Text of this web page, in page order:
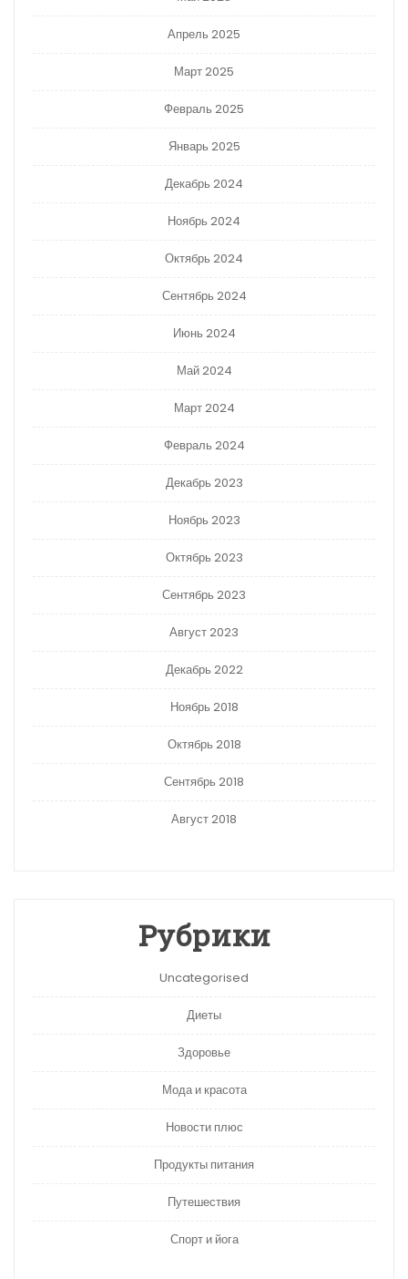
Апрель 2025
Март 2025
Февраль 2025
Январь 2025
Декабрь 2024
Ноябрь 2024
Октябрь 2024
Сентябрь 2024
Июнь 2024
Май 2024
Март 2024
Февраль 2024
Декабрь 2023
Ноябрь 2023
Октябрь 2023
Сентябрь 2023
Август 2023
Декабрь 2022
Ноябрь 2018
Октябрь 2018
Сентябрь 2018
Август 2018
Рубрики
Uncategorised
Диеты
Здоровье
Мода и красота
Новости плюс
Продукты питания
Путешествия
Спорт и йога